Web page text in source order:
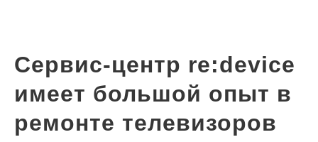
Сервис-центр re:device
имеет большой опыт в
ремонте телевизоров